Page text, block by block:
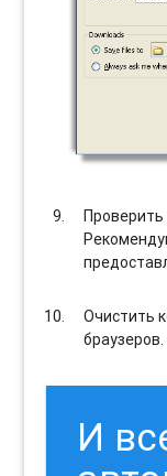
Проверить
Очистить
браузеров.
И